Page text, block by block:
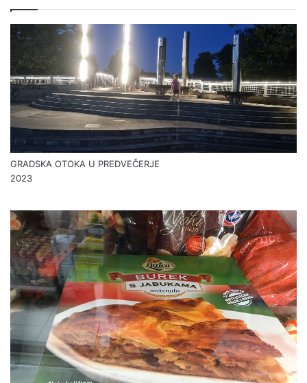
GRADSKA OTOKA U PREDVEČERJE
2023